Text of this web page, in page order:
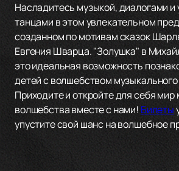
Насладитесь музыкой, диалогами
танцами в этом увлекательном
созданном по мотивам сказок
Евгения Шварца. "Золушка" в
это идеальная возможность
детей с волшебством музыкального
Приходите и откройте для себя мир
волшебства вместе с нами! Билеты
упустите свой шанс на волшебное